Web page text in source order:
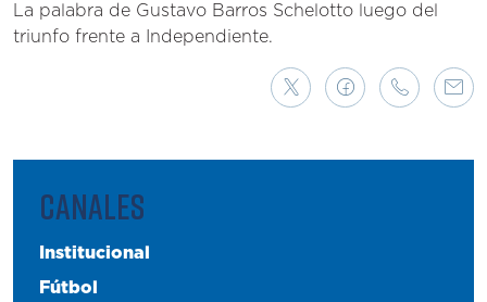
La palabra de Gustavo Barros Schelotto luego del
triunfo frente a Independiente.
CANALES
Institucional
Fútbol